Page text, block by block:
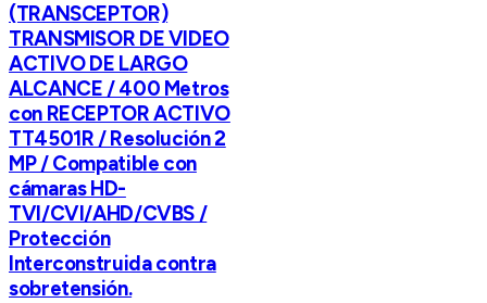
(TRANSCEPTOR)
TRANSMISOR DE VIDEO
ACTIVO DE LARGO
ALCANCE / 400 Metros
con RECEPTOR ACTIVO
TT4501R / Resolución 2
MP / Compatible con
cámaras HD-
TVI/CVI/AHD/CVBS /
Protección
Interconstruida contra
sobretensión.